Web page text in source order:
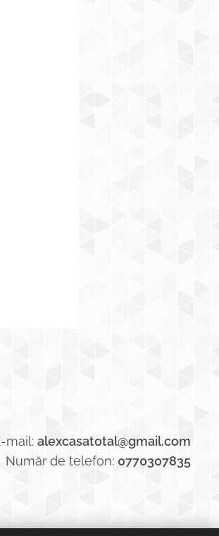
mail: alexcasatotal@gmail.com
Număr de telefon: 0770307835